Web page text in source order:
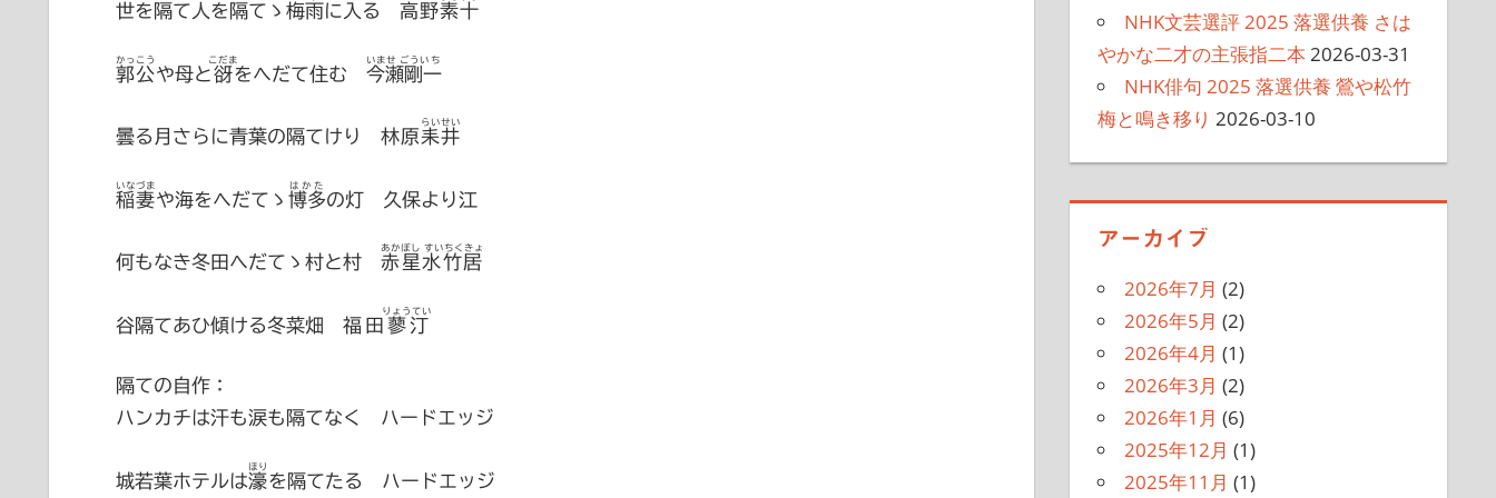
世を隔て人を隔てゝ 梅雨に入る 高野素十
郭公
かっこう
や母と谺
こだま
をへだて住む 今瀬剛一
いませ ごういち
曇る月さらに青葉の隔てけり 林原耒井
らいせい
稲妻
いなづま
や海をへだてゝ 博多
はかた
の灯 久保より江
何もなき冬田へだてゝ村と村 赤星水竹居
あかぼし すいちくきょ
谷隔てあひ傾ける冬菜畑 福田蓼汀
りょうてい
隔ての自作：
ハンカチは汗も涙も隔てなく ハードエッジ
城若葉ホテルは濠
ほり
を隔てたる ハードエッジ
NHK文芸選評 2025 落選供養 さは
やかな二才の主張指二本 2026-03-31
NHK俳句 2025 落選供養 鶯や松竹
梅と鳴き移り 2026-03-10
アーカイブ
2026年7月 (2)
2026年5月 (2)
2026年4月 (1)
2026年3月 (2)
2026年1月 (6)
2025年12月 (1)
2025年11月 (1)